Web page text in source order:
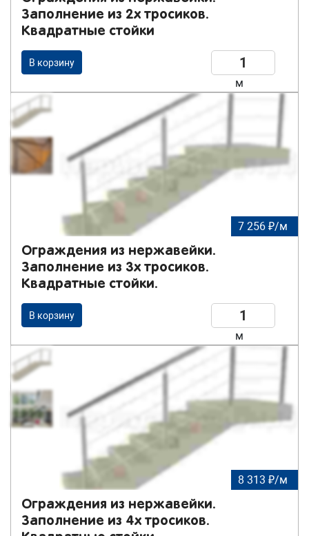
Заполнение из 2х тросиков.
Квадратные стойки
В корзину
м
7 256 ₽/м
Ограждения из нержавейки.
Заполнение из 3х тросиков.
Квадратные стойки.
В корзину
м
8 313 ₽/м
Ограждения из нержавейки.
Заполнение из 4х тросиков.